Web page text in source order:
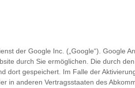
der Google Inc. („Google“). Google
durch Sie ermöglichen. Die durch
dort gespeichert. Im Falle der
in anderen Vertragsstaaten des